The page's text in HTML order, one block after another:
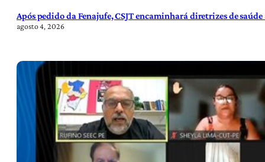
Após pedido da Fenajufe, CSJT encaminhará diretrizes de
agosto 4, 2026